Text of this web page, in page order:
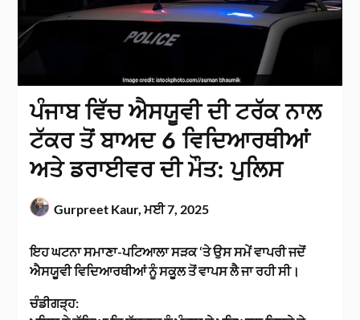
ਪੰਜਾਬ ਵਿੱਚ ਐਸਯੂਵੀ ਦੀ ਟਰੱਕ ਨਾਲ
ਟੱਕਰ ਤੋਂ ਬਾਅਦ 6 ਵਿਦਿਆਰਥੀਆਂ
ਅਤੇ ਡਰਾਈਵਰ ਦੀ ਮੌਤ: ਪੁਲਿਸ
Gurpreet Kaur,ਮਈ 7, 2025
ਇਹ ਘਟਨਾ ਸਮਾਣਾ-ਪਟਿਆਲਾ ਸੜਕ ‘ਤੇ ਉਸ ਸਮੇਂ ਵਾਪਰੀ ਜਦੋਂ
ਐਸਯੂਵੀ ਵਿਦਿਆਰਥੀਆਂ ਨੂੰ ਸਕੂਲ ਤੋਂ ਵਾਪਸ ਲੈ ਜਾ ਰਹੀ ਸੀ।
ਚੰਡੀਗੜ੍ਹ: